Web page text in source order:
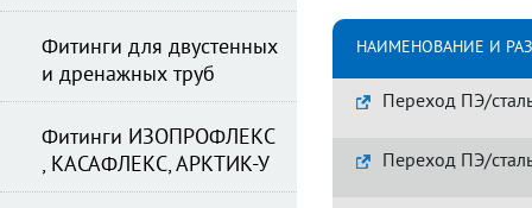
НАИМЕНОВАНИЕ И
Переход ПЭ/
Переход ПЭ/
Фитинги для двустенных
и дренажных труб
Фитинги ИЗОПРОФЛЕКС
, КАСАФЛЕКС, АРКТИК-У